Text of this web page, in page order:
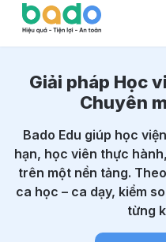
Giải pháp Học
Chuyên
Bado Edu giúp học
hạn, học viên thực
trên một nền tảng.
ca học – ca dạy, kiểm
từng